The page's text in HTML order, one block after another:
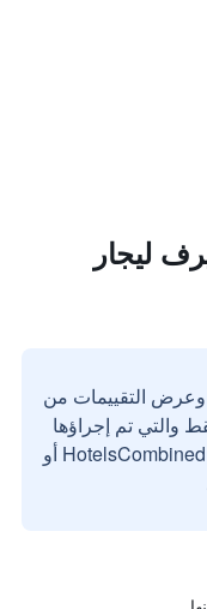
ليجار
وعرض التقييمات من
والتي تم إجراؤها
بواسطة مستخدمين حقيقيين مع HotelsCombined أو